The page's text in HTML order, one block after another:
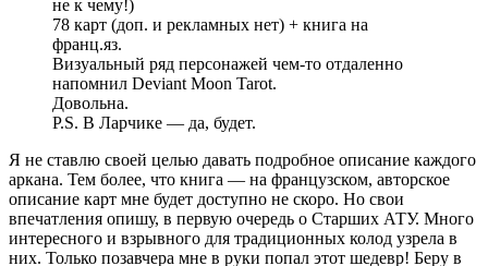
не к чему!)
78 карт (доп. и рекламных нет) + книга на
франц.яз.
Визуальный ряд персонажей чем-то отдаленно
напомнил Deviant Moon Tarot.
Довольна.
P.S. В Ларчике — да, будет.
Я не ставлю своей целью давать подробное описание каждого
аркана. Тем более, что книга — на французском, авторское
описание карт мне будет доступно не скоро. Но свои
впечатления опишу, в первую очередь о Старших АТУ. Много
интересного и взрывного для традиционных колод узрела в
них. Только позавчера мне в руки попал этот шедевр! Беру в